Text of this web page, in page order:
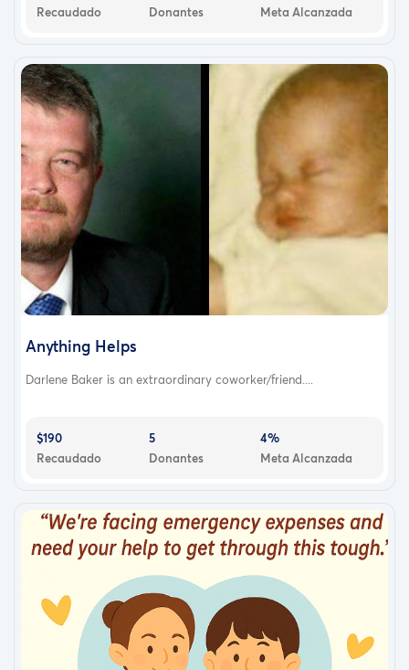
Recaudado
Donantes
Meta Alcanzada
Anything Helps
Darlene Baker is an extraordinary coworker/friend....
$190
Recaudado
5
Donantes
4%
Meta Alcanzada